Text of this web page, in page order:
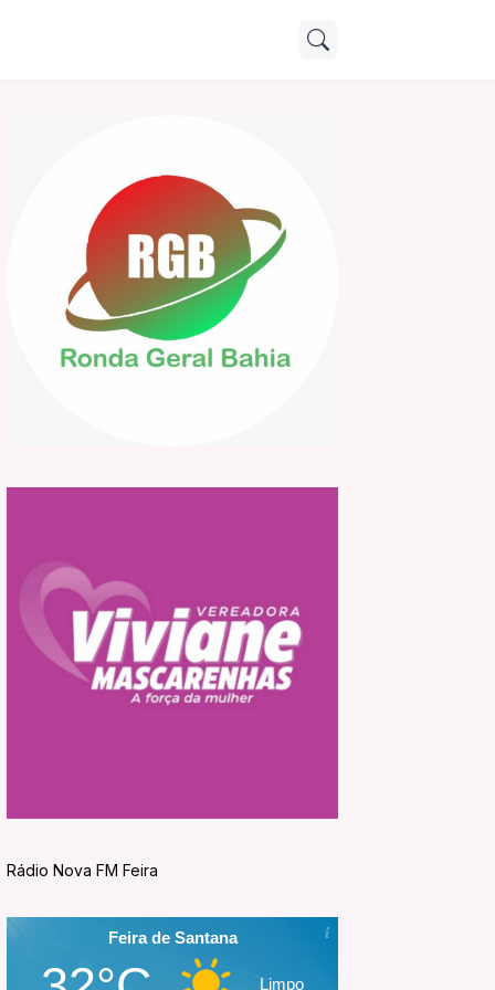
Rádio Nova FM Feira
Feira de Santana
Limpo